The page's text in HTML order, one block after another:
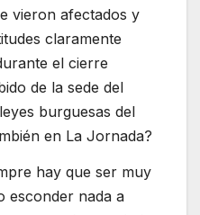
vieron afectados y
claramente
el cierre
de la sede del
burguesas del
en La Jornada?
hay que ser muy
esconder nada a